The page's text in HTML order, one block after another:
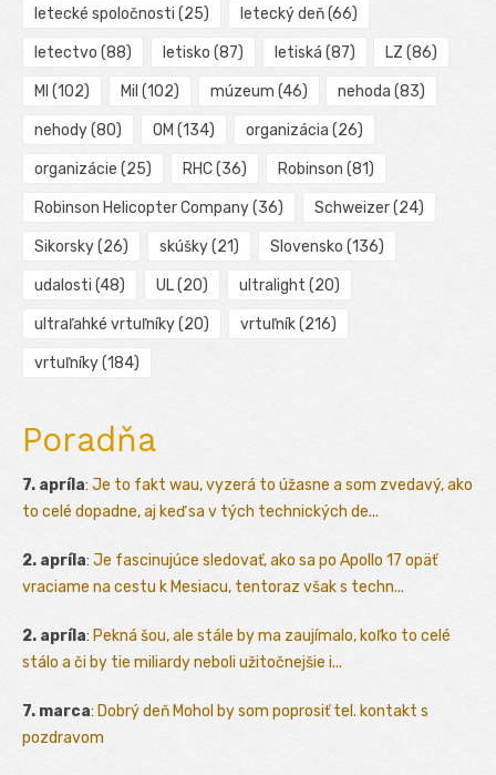
letecké spoločnosti (25) letecký deň(66)
letectvo (88) letisko (87) letiská (87) LZ (86)
MI (102) Mil (102) múzeum (46) nehoda (83)
nehody(80) OM (134) organizácia (26)
organizácie (25) RHC(36) Robinson (81)
Robinson Helicopter Company(36) Schweizer(24)
Sikorsky(26) skúšky(21) Slovensko (136)
udalosti (48) UL(20) ultralight (20)
ultraľahké vrtuľníky(20) vrtuľník(216)
vrtuľníky(184)
Poradňa
7. apríla: Je to fakt wau, vyzerá to úžasne a som zvedavý, ako
to celé dopadne, aj keď sa v tých technických de...
2. apríla: Je fascinujúce sledovať, ako sa po Apollo 17 opäť
vraciame na cestu k Mesiacu, tentoraz však s techn...
2. apríla: Pekná šou, ale stále by ma zaujímalo, koľko to celé
stálo a či by tie miliardy neboli užitočnejšie i...
7. marca: Dobrý deň Mohol by som poprosiť tel. kontakt s
pozdravom